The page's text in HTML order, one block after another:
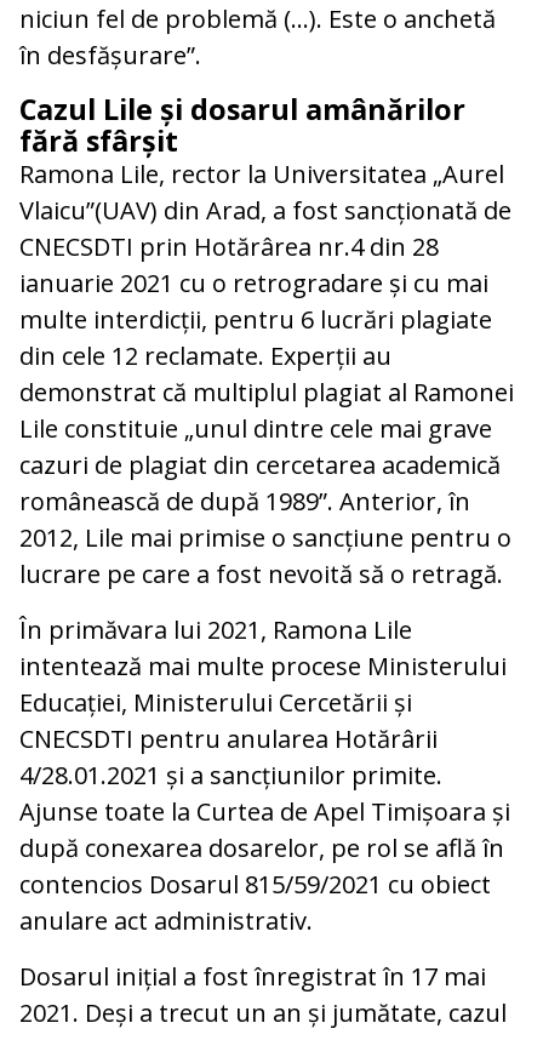
niciun fel de problemă (…). Este o anchetă
în desfășurare”.
Cazul Lile și dosarul amânărilor
fără sfârșit
Ramona Lile, rector la Universitatea „Aurel
Vlaicu”(UAV) din Arad, a fost sancționată de
CNECSDTI prin Hotărârea nr.4 din 28
ianuarie 2021 cu o retrogradare și cu mai
multe interdicții, pentru 6 lucrări plagiate
din cele 12 reclamate. Experții au
demonstrat că multiplul plagiat al Ramonei
Lile constituie „unul dintre cele mai grave
cazuri de plagiat din cercetarea academică
românească de după 1989”. Anterior, în
2012, Lile mai primise o sancțiune pentru o
lucrare pe care a fost nevoită să o retragă.
În primăvara lui 2021, Ramona Lile
intentează mai multe procese Ministerului
Educației, Ministerului Cercetării și
CNECSDTI pentru anularea Hotărârii
4/28.01.2021 și a sancțiunilor primite.
Ajunse toate la Curtea de Apel Timișoara și
după conexarea dosarelor, pe rol se află în
contencios Dosarul 815/59/2021 cu obiect
anulare act administrativ.
Dosarul inițial a fost înregistrat în 17 mai
2021. Deși a trecut un an și jumătate, cazul